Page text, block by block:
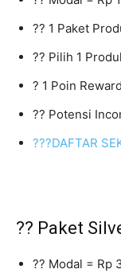
?? 1 Paket
?? Pilih 1
? 1 Poin Reward
?? Potensi
???DAFTAR
?? Paket
?? Modal = Rp